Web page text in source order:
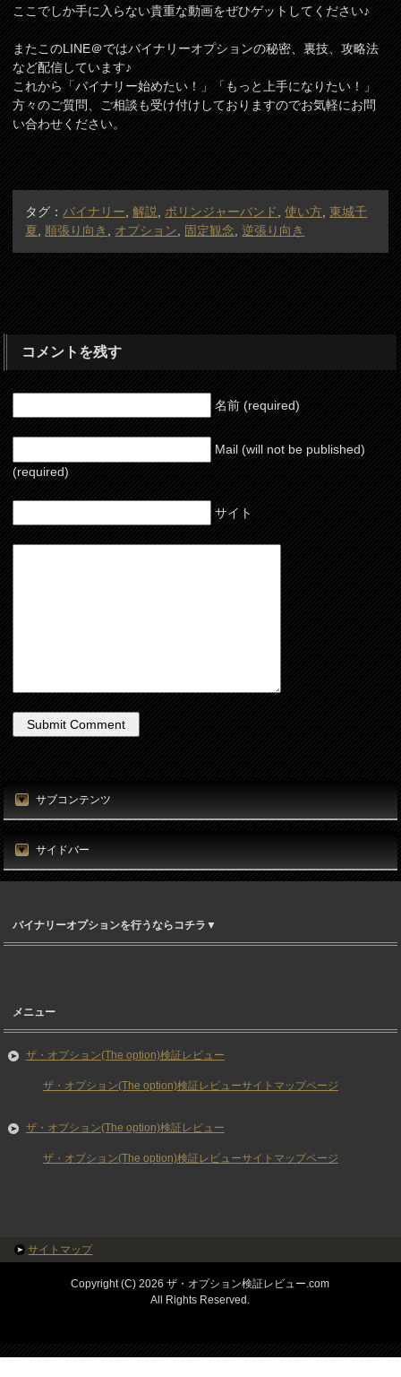
ここでしか手に入らない貴重な動画をぜひゲットしてください♪
またこのLINE＠ではバイナリーオプションの秘密、裏技、攻略法
など配信しています♪
これから「バイナリー始めたい！」「もっと上手になりたい！」
方々のご質問、ご相談も受け付けしておりますのでお気軽にお問
い合わせください。
タグ： バイナリー ,解説 ボリンジャーバンド ,使い方 ,東城千
夏
順張り向き オプション 固定観念 ,逆張り向き
コメントを残す
名前 (required)
Mail (will not be published)
(required)
サイト
サブコンテンツ
サイドバー
バイナリーオプションを行うならコチラ▼
メニュー
ザ・オプション(The option)検証レビュー
ザ・オプション(The option)検証レビューサイトマップページ
ザ・オプション(The option)検証レビュー
ザ・オプション(The option)検証レビューサイトマップページ
サイトマップ
Copyright (C) 2026 ザ・オプション検証レビュー.com
All Rights Reserved.